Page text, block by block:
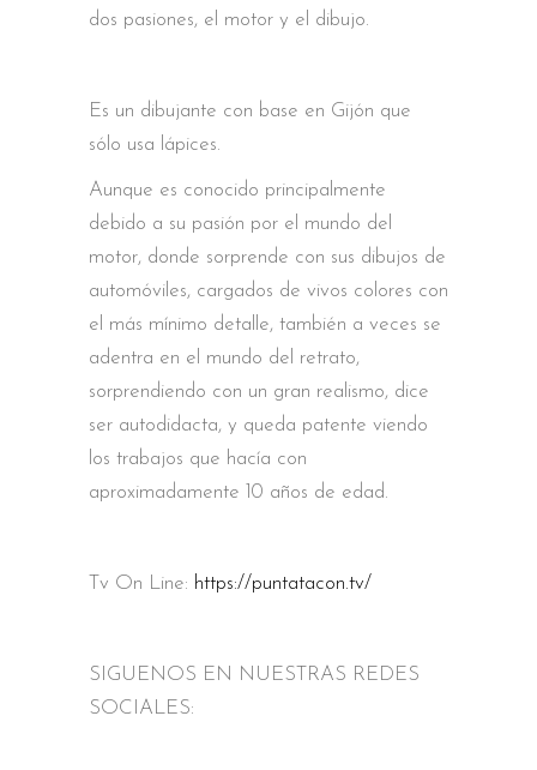
dos pasiones, el motor y el dibujo.
Es un dibujante con base en Gijón que
sólo usa lápices.
Aunque es conocido principalmente
debido a su pasión por el mundo del
motor, donde sorprende con sus dibujos de
automóviles, cargados de vivos colores con
el más mínimo detalle, también a veces se
adentra en el mundo del retrato,
sorprendiendo con un gran realismo, dice
ser autodidacta, y queda patente viendo
los trabajos que hacía con
aproximadamente 10 años de edad.
Tv On Line: https://puntatacon.tv/
SIGUENOS EN NUESTRAS REDES
SOCIALES: